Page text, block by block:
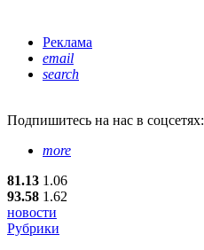
Реклама
email
search
Подпишитесь на нас в соцсетях:
more
81.13 1.06
93.58 1.62
новости
Рубрики